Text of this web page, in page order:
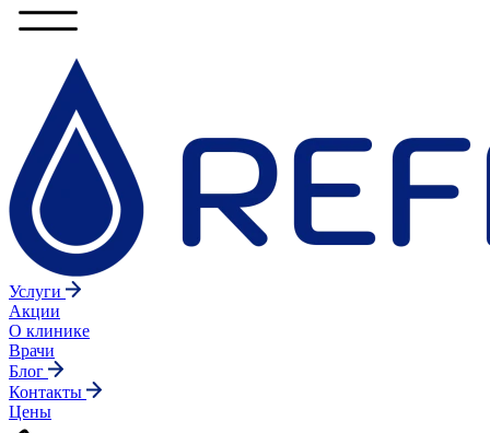
Услуги
Акции
О клинике
Врачи
Блог
Контакты
Цены